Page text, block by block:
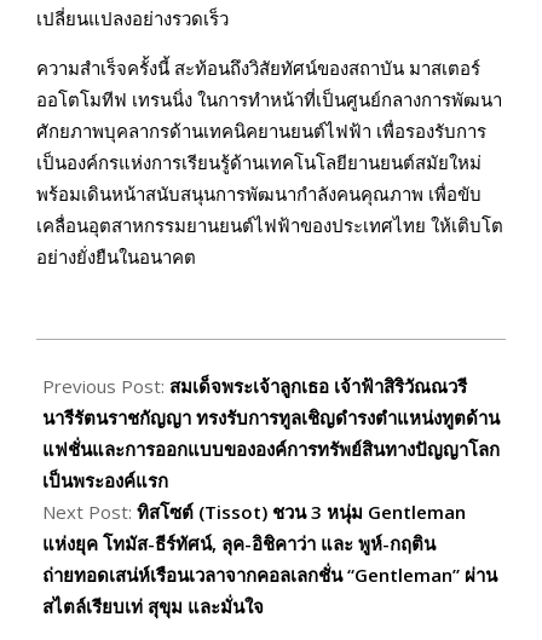
เปลี่ยนแปลงอย่างรวดเร็ว
ความสำเร็จครั้งนี้ สะท้อนถึงวิสัยทัศน์ของสถาบัน มาสเตอร์
ออโตโมทีฟ เทรนนิ่ง ในการทำหน้าที่เป็นศูนย์กลางการพัฒนา
ศักยภาพบุคลากรด้านเทคนิคยานยนต์ไฟฟ้า เพื่อรองรับการ
เป็นองค์กรแห่งการเรียนรู้ด้านเทคโนโลยียานยนต์สมัยใหม่
พร้อมเดินหน้าสนับสนุนการพัฒนากำลังคนคุณภาพ เพื่อขับ
เคลื่อนอุตสาหกรรมยานยนต์ไฟฟ้าของประเทศไทย ให้เติบโต
อย่างยั่งยืนในอนาคต
06-
03
Previous Post: สมเด็จพระเจ้าลูกเธอ เจ้าฟ้าสิริวัณณวรี
นารีรัตนราชกัญญา ทรงรับการทูลเชิญดำรงตำแหน่งทูตด้าน
แฟชั่นและการออกแบบขององค์การทรัพย์สินทางปัญญาโลก
เป็นพระองค์แรก
Next Post: ทิสโซต์ (Tissot) ชวน 3 หนุ่ม Gentleman
แห่งยุค โทมัส-ธีร์ทัศน์, ลุค-อิชิคาว่า และ พูห์-กฤติน
ถ่ายทอดเสน่ห์เรือนเวลาจากคอลเลกชั่น “Gentleman” ผ่าน
สไตล์เรียบเท่ สุขุม และมั่นใจ